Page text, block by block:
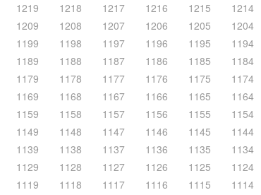
1219 1218 1217 1216 1215 1214
1209 1208 1207 1206 1205 1204
1199 1198 1197 1196 1195 1194
1189 1188 1187 1186 1185 1184
1179 1178 1177 1176 1175 1174
1169 1168 1167 1166 1165 1164
1159 1158 1157 1156 1155 1154
1149 1148 1147 1146 1145 1144
1139 1138 1137 1136 1135 1134
1129 1128 1127 1126 1125 1124
1119 1118 1117 1116 1115 1114